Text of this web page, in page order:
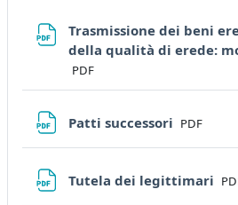
Trasmissione dei beni
della qualità di erede:
PDF
Patti successori File
PDF
Tutela dei legittimari